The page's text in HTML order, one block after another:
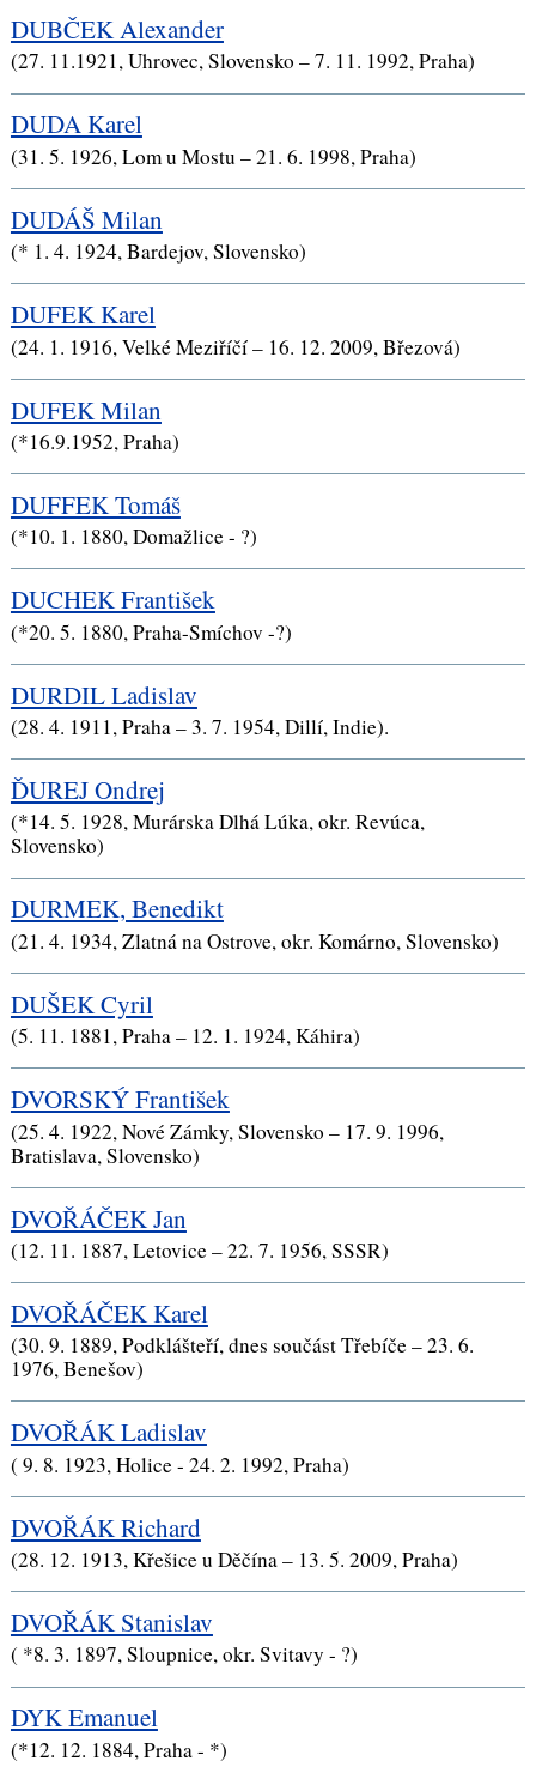
DUBČEK Alexander
(27. 11.1921, Uhrovec, Slovensko – 7. 11. 1992, Praha)
DUDA Karel
(31. 5. 1926, Lom u Mostu – 21. 6. 1998, Praha)
DUDÁŠ Milan
(* 1. 4. 1924, Bardejov, Slovensko)
DUFEK Karel
(24. 1. 1916, Velké Meziříčí – 16. 12. 2009, Březová)
DUFEK Milan
(*16.9.1952, Praha)
DUFFEK Tomáš
(*10. 1. 1880, Domažlice - ?)
DUCHEK František
(*20. 5. 1880, Praha-Smíchov -?)
DURDIL Ladislav
(28. 4. 1911, Praha – 3. 7. 1954, Dillí, Indie).
ĎUREJ Ondrej
(*14. 5. 1928, Murárska Dlhá Lúka, okr. Revúca,
Slovensko)
DURMEK, Benedikt
(21. 4. 1934, Zlatná na Ostrove, okr. Komárno, Slovensko)
DUŠEK Cyril
(5. 11. 1881, Praha – 12. 1. 1924, Káhira)
DVORSKÝ František
(25. 4. 1922, Nové Zámky, Slovensko – 17. 9. 1996,
Bratislava, Slovensko)
DVOŘÁČEK Jan
(12. 11. 1887, Letovice – 22. 7. 1956, SSSR)
DVOŘÁČEK Karel
(30. 9. 1889, Podklášteří, dnes součást Třebíče – 23. 6.
1976, Benešov)
DVOŘÁK Ladislav
( 9. 8. 1923, Holice - 24. 2. 1992, Praha)
DVOŘÁK Richard
(28. 12. 1913, Křešice u Děčína – 13. 5. 2009, Praha)
DVOŘÁK Stanislav
( *8. 3. 1897, Sloupnice, okr. Svitavy - ?)
DYK Emanuel
(*12. 12. 1884, Praha - *)